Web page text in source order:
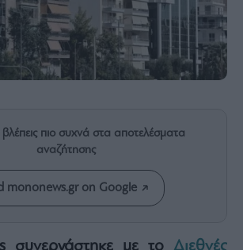
πιο συχνά στα αποτελέσματα
αναζήτησης
mononews.gr on Google